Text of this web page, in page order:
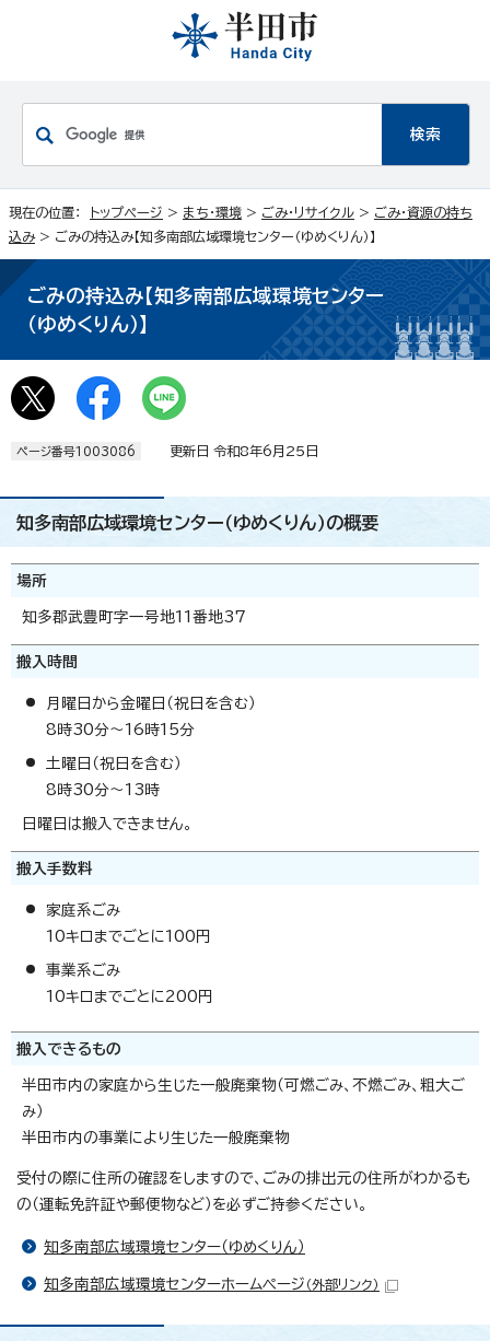
現在の位置： トップページ > まち・環境 > ごみ・リサイクル > ごみ・資源の持ち
込み> ごみの持込み【知多南部広域環境センター（ゆめくりん）】
ごみの持込み【知多南部広域環境センター
（ゆめくりん）】
ページ番号1003086 更新日 令和8年6月25日
知多南部広域環境センター（ゆめくりん）の概要
場所
知多郡武豊町字一号地11番地37
搬入時間
月曜日から金曜日（祝日を含む）
8時30分～16時15分
土曜日（祝日を含む）
8時30分～13時
日曜日は搬入できません。
搬入手数料
家庭系ごみ
10キロまでごとに100円
事業系ごみ
10キロまでごとに200円
搬入できるもの
半田市内の家庭から生じた一般廃棄物（可燃ごみ、不燃ごみ、粗大ご
み）
半田市内の事業により生じた一般廃棄物
受付の際に住所の確認をしますので、ごみの排出元の住所がわかるも
の（運転免許証や郵便物など）を必ずご持参ください。
知多南部広域環境センター（ゆめくりん）
知多南部広域環境センターホームページ （外部リンク）